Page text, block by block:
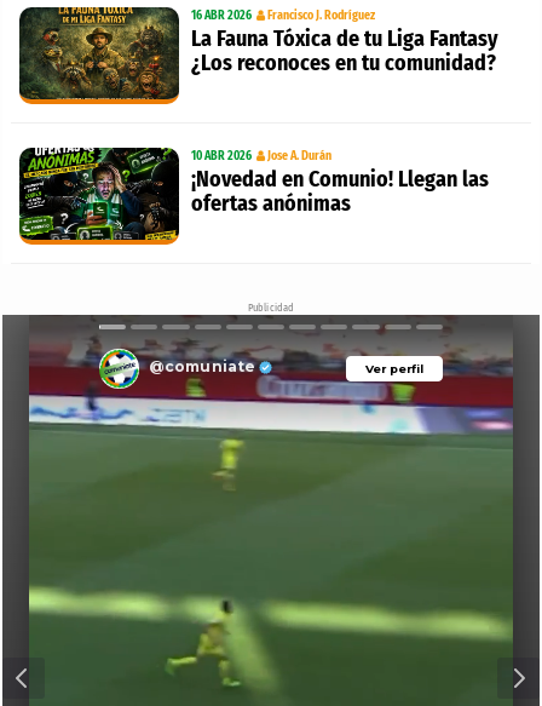
16 ABR 2026 Francisco J. Rodríguez
La Fauna Tóxica de tu Liga Fantasy
¿Los reconoces en tu comunidad?
10 ABR 2026 Jose A. Durán
¡Novedad en Comunio! Llegan las
ofertas anónimas
Publicidad
Ver perfil
@comuniate Ver perfil